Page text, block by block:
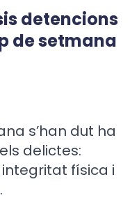
detencions
de setmana
s’han dut ha
delictes:
física i